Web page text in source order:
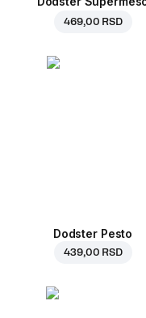
469,00 RSD
Dodster Pesto
439,00 RSD